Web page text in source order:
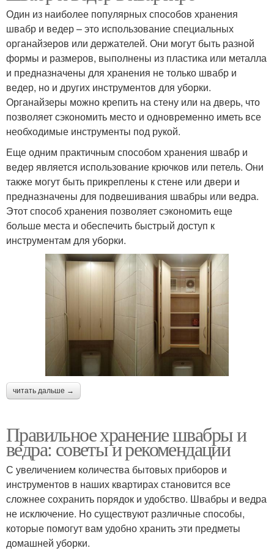
Один из наиболее популярных способов хранения
швабр и ведер – это использование специальных
органайзеров или держателей. Они могут быть разной
формы и размеров, выполнены из пластика или металла
и предназначены для хранения не только швабр и
ведер, но и других инструментов для уборки.
Органайзеры можно крепить на стену или на дверь, что
позволяет сэкономить место и одновременно иметь все
необходимые инструменты под рукой.
Еще одним практичным способом хранения швабр и
ведер является использование крючков или петель. Они
также могут быть прикреплены к стене или двери и
предназначены для подвешивания швабры или ведра.
Этот способ хранения позволяет сэкономить еще
больше места и обеспечить быстрый доступ к
инструментам для уборки.
читать дальше →
Правильное хранение швабры и
ведра: советы и рекомендации
С увеличением количества бытовых приборов и
инструментов в наших квартирах становится все
сложнее сохранить порядок и удобство. Швабры и ведра
не исключение. Но существуют различные способы,
которые помогут вам удобно хранить эти предметы
домашней уборки.